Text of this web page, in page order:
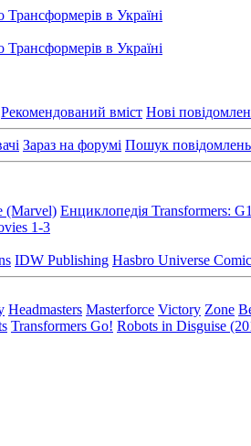
Рекомендований вміст Нові
Зараз на форумі Пошук
(Marvel) Енциклопедія Transformers: G1
1-3
IDW Publishing Hasbro Universe
Headmasters Masterforce Victory Zone
Transformers Go! Robots in Disguise